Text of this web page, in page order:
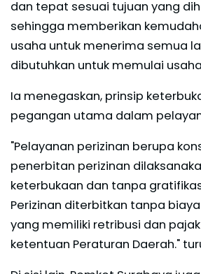
dan tepat sesuai tujuan yang
sehingga memberikan
usaha untuk menerima semua
dibutuhkan untuk memulai
Ia menegaskan, prinsip
pegangan utama dalam
"Pelayanan perizinan berupa
penerbitan perizinan
keterbukaan dan tanpa
Perizinan diterbitkan tanpa
yang memiliki retribusi dan
ketentuan Peraturan Daerah."